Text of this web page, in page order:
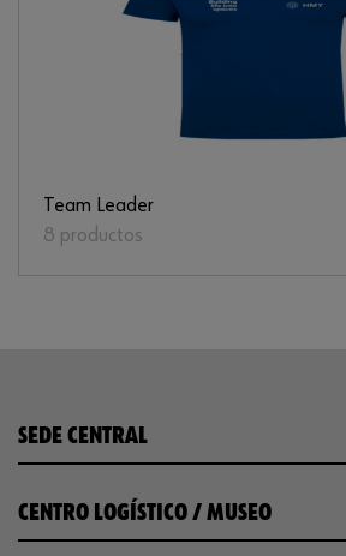
Team Leader
8 productos
SEDE CENTRAL
CENTRO LOGÍSTICO / MUSEO